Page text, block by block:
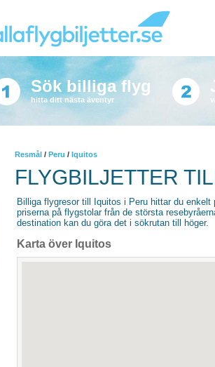
Sök billiga flyg
hitta ditt nästa äventyr
Resmål / Peru / Iquitos
FLYGBILJETTER
Billiga flygresor till Iquitos i Peru hittar du enkelt
priserna på flygstolar från de största
destination kan du göra det i sökrutan till höger.
Karta över Iquitos